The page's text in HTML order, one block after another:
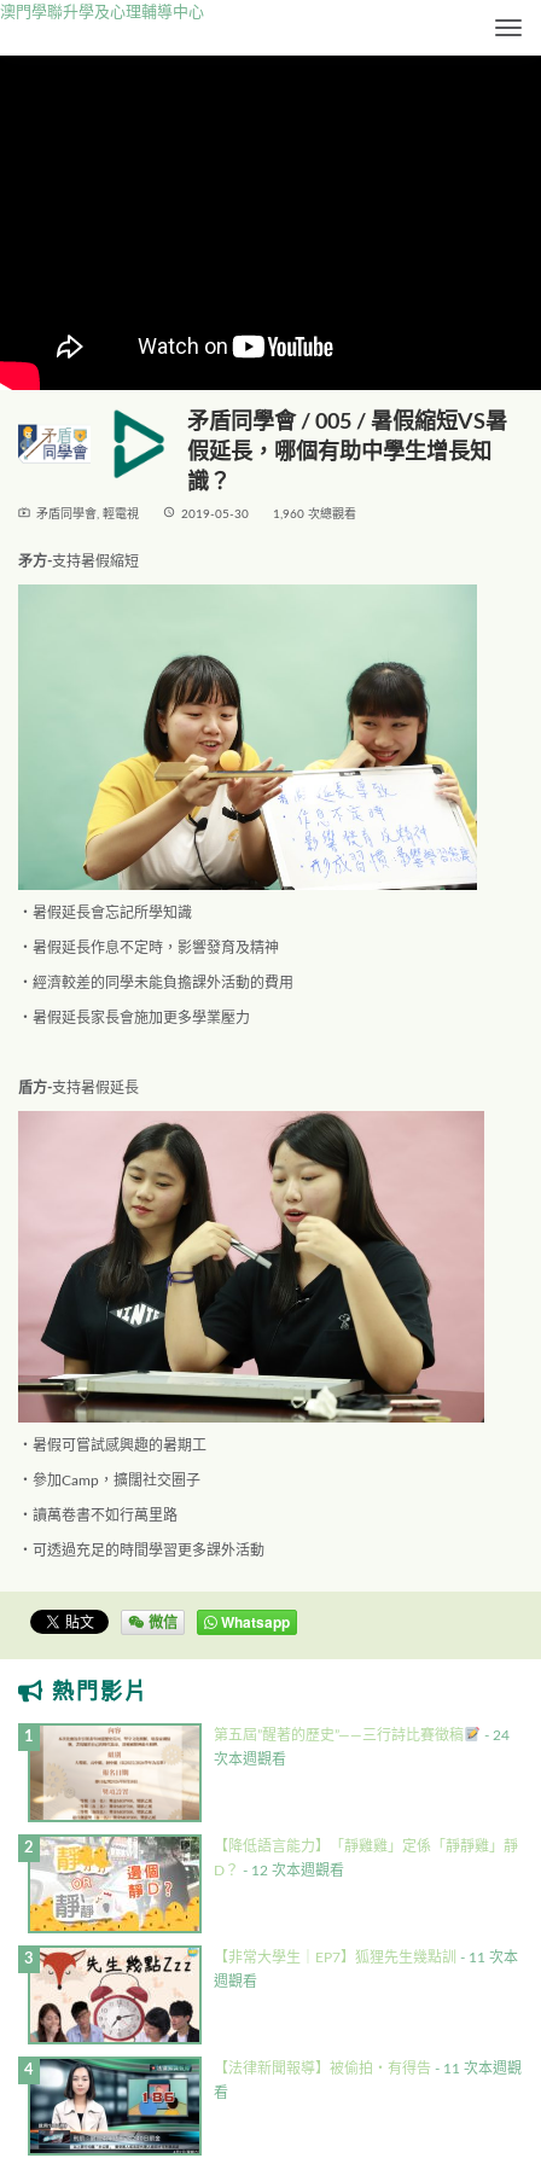
澳門學聯升學及心理輔導中心
矛盾同學會 / 005 / 暑假縮短VS暑
假延長，哪個有助中學生增長知
識？
live_tv 矛盾同學會, 輕電視 access_time 2019-05-30 1,960 次總觀看
矛方-支持暑假縮短
・暑假延長會忘記所學知識
・暑假延長作息不定時，影響發育及精神
・經濟較差的同學未能負擔課外活動的費用
・暑假延長家長會施加更多學業壓力
盾方-支持暑假延長
・暑假可嘗試感興趣的暑期工
・參加Camp，擴闊社交圈子
・讀萬卷書不如行萬里路
・可透過充足的時間學習更多課外活動
微信 Whatsapp
熱門影片
第五屆”醒著的歷史”——三行詩比賽徵稿
- 24
次本週觀看
【降低語言能力】「靜雞雞」定係「靜靜雞」靜
D？ - 12 次本週觀看
【非常大學生｜EP7】狐狸先生幾點訓 - 11 次本
週觀看
【法律新聞報導】被偷拍・有得告 - 11 次本週觀
看